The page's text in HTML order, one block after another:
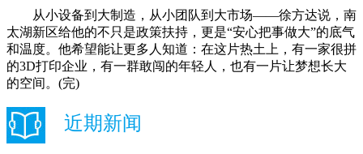
从小设备到大制造，从小团队到大市场——徐方达说，南
太湖新区给他的不只是政策扶持，更是“安心把事做大”的底气
和温度。他希望能让更多人知道：在这片热土上，有一家很拼
的3D打印企业，有一群敢闯的年轻人，也有一片让梦想长大
的空间。(完)